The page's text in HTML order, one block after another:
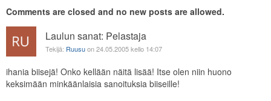
Comments are closed and no new posts are allowed.
Laulun sanat: Pelastaja
Tekijä: Ruusuon 24.05.2005 kello 14:07
ihania biisejä! Onko kellään näitä lisää! Itse olen niin huono
keksimään minkäänlaisia sanoituksia biiseille!